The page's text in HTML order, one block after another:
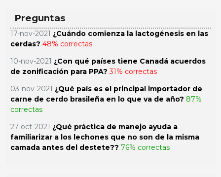
Preguntas
17-nov-2021 ¿Cuándo comienza la lactogénesis en las
cerdas? 48% correctas
10-nov-2021 ¿Con qué países tiene Canadá acuerdos
de zonificación para PPA? 31% correctas
03-nov-2021 ¿Qué país es el principal importador de
carne de cerdo brasileña en lo que va de año? 87%
correctas
27-oct-2021 ¿Qué práctica de manejo ayuda a
familiarizar a los lechones que no son de la misma
camada antes del destete?? 76% correctas